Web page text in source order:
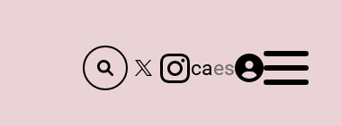
caes Menú